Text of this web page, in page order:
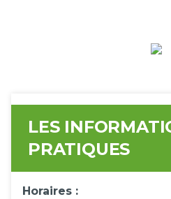
LES
PRATIQUES
Horaires :